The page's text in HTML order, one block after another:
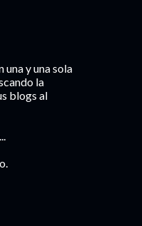
una y una sola
la
blogs al